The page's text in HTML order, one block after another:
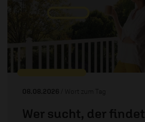
08.08.2026 / Wort zum Tag
Wer sucht, der findet